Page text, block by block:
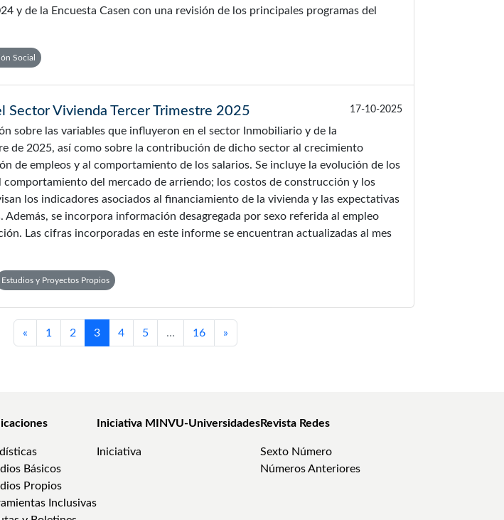
y de la Encuesta Casen con una revisión de los principales programas del
Social
Sector Vivienda Tercer Trimestre 2025 17-10-2025
sobre las variables que influyeron en el sector Inmobiliario y de la
de 2025, así como sobre la contribución de dicho sector al crecimiento
de empleos y al comportamiento de los salarios. Se incluye la evolución de los
comportamiento del mercado de arriendo; los costos de construcción y los
los indicadores asociados al financiamiento de la vivienda y las expectativas
Además, se incorpora información desagregada por sexo referida al empleo
Las cifras incorporadas en este informe se encuentran actualizadas al mes
Estudios y Proyectos Propios
« 1 2 3 4 5 … 16 »
Básicos
Propios
Inclusivas
Iniciativa MINVU-Universidades
Iniciativa
Revista Redes
Sexto Número
Números Anteriores